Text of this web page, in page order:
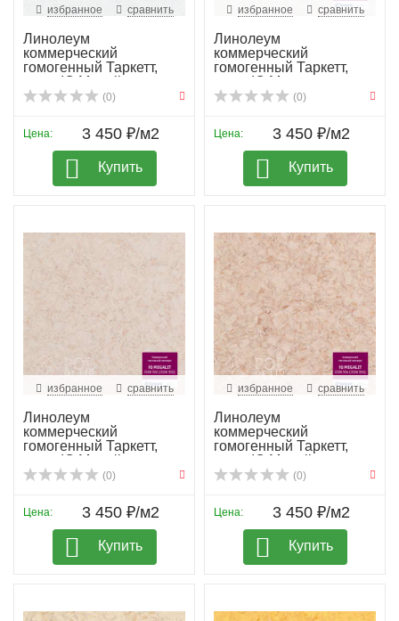
избранное сравнить
Линолеум
коммерческий
гомогенный Таркетт,
колл. IQ Megali...
(0)
Цена: 3 450 ₽/м2
Купить
избранное сравнить
Линолеум
коммерческий
гомогенный Таркетт,
колл. IQ Mega...
(0)
Цена: 3 450 ₽/м2
Купить
избранное сравнить
Линолеум
коммерческий
гомогенный Таркетт,
колл. IQ Megali...
(0)
Цена: 3 450 ₽/м2
Купить
избранное сравнить
Линолеум
коммерческий
гомогенный Таркетт,
колл. IQ Megali...
(0)
Цена: 3 450 ₽/м2
Купить